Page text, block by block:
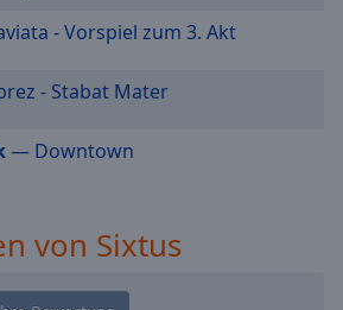
- Vorspiel zum 3. Akt
- Stabat Mater
— Downtown
von Sixtus